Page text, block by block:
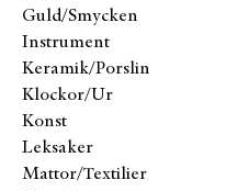
Guld/Smycken
Instrument
Keramik/Porslin
Klockor/Ur
Konst
Leksaker
Mattor/Textilier